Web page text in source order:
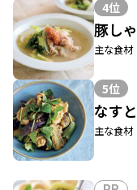
4位
豚し
主な食材
5位
なす
主な食材